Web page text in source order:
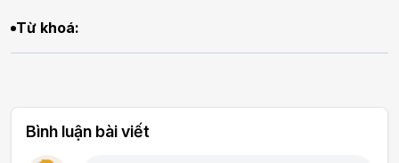
Từ khoá:
Bình luận bài viết